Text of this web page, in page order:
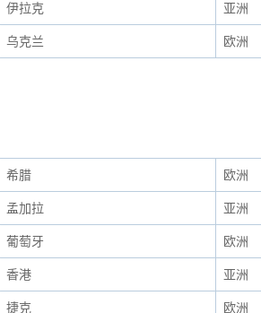
伊拉克 亚洲
乌克兰 欧洲
希腊 欧洲
孟加拉 亚洲
葡萄牙 欧洲
香港 亚洲
捷克 欧洲